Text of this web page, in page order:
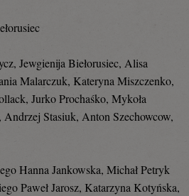
Jewgienija Biełorusiec, Alisa
Malarczuk, Kateryna Miszczenko,
Jurko Prochaśko, Mykoła
Stasiuk, Anton Szechowcow,
Hanna Jankowska, Michał Petryk
Paweł Jarosz, Katarzyna Kotyńska,